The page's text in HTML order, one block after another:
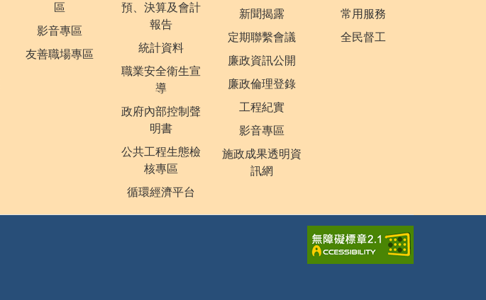
區
影音專區
友善職場專區
預、決算及會計
報告
統計資料
職業安全衛生宣
導
政府內部控制聲
明書
公共工程生態檢
核專區
循環經濟平台
新聞揭露
定期聯繫會議
廉政資訊公開
廉政倫理登錄
工程紀實
影音專區
施政成果透明資
訊網
常用服務
全民督工